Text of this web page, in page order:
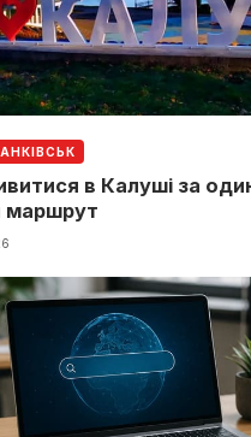
в Калуші за
маршрут